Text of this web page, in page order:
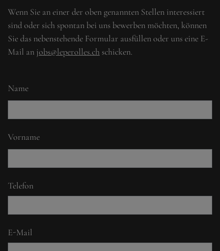
Name
Vorname
Telefon
E-Mail
Wenn Sie an einer der oben genannten Stellen interessiert
sind oder sich spontan bei uns bewerben möchten, können
Sie das nebenstehende Formular ausfüllen oder uns eine E-
Mail an jobs@leperolles.ch schicken.